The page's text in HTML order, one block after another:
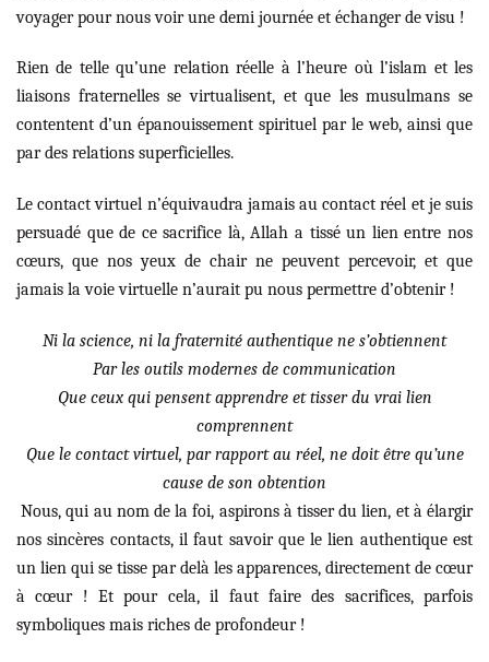
voyager pour nous voir une demi journée et échanger de visu !
Rien de telle qu’une relation réelle à l’heure où l’islam et les
liaisons fraternelles se virtualisent, et que les musulmans se
contentent d’un épanouissement spirituel par le web, ainsi que
par des relations superficielles.
Le contact virtuel n’équivaudra jamais au contact réel et je suis
persuadé que de ce sacrifice là, Allah a tissé un lien entre nos
cœurs, que nos yeux de chair ne peuvent percevoir, et que
jamais la voie virtuelle n’aurait pu nous permettre d’obtenir !
Ni la science, ni la fraternité authentique ne s’obtiennent
Par les outils modernes de communication
Que ceux qui pensent apprendre et tisser du vrai lien
comprennent
Que le contact virtuel, par rapport au réel, ne doit être qu’une
cause de son obtention
Nous, qui au nom de la foi, aspirons à tisser du lien, et à élargir
nos sincères contacts, il faut savoir que le lien authentique est
un lien qui se tisse par delà les apparences, directement de cœur
à cœur ! Et pour cela, il faut faire des sacrifices, parfois
symboliques mais riches de profondeur !